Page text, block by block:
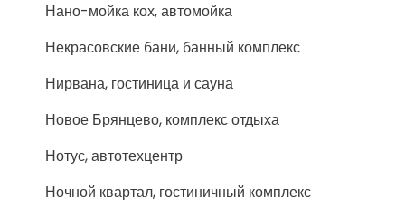
Нано-мойка кох, автомойка
Некрасовские бани, банный комплекс
Нирвана, гостиница и сауна
Новое Брянцево, комплекс отдыха
Нотус, автотехцентр
Ночной квартал, гостиничный комплекс